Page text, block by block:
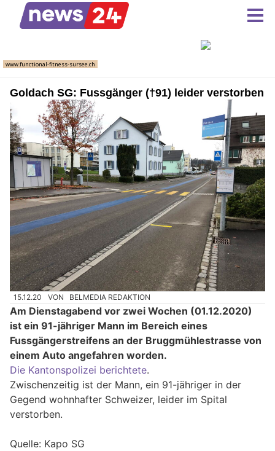
Goldach SG: Fussgänger (†91) leider verstorben
15.12.20 VON BELMEDIA REDAKTION
Am Dienstagabend vor zwei Wochen (01.12.2020)
ist ein 91-jähriger Mann im Bereich eines
Fussgängerstreifens an der Bruggmühlestrasse von
einem Auto angefahren worden.
Die Kantonspolizei berichtete.
Zwischenzeitig ist der Mann, ein 91-jähriger in der
Gegend wohnhafter Schweizer, leider im Spital
verstorben.
Quelle: Kapo SG